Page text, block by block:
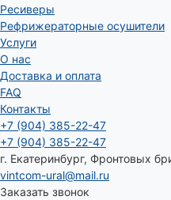
Ресиверы
Рефрижераторные осушители
Услуги
О нас
Доставка и оплата
FAQ
Контакты
+7 (904) 385-22-47
+7 (904) 385-22-47
г. Екатеринбург, Фронтовых
vintcom-ural@mail.ru
Заказать звонок